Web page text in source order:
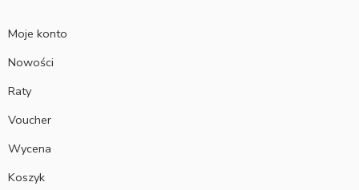
Moje konto
Nowości
Raty
Voucher
Wycena
Koszyk